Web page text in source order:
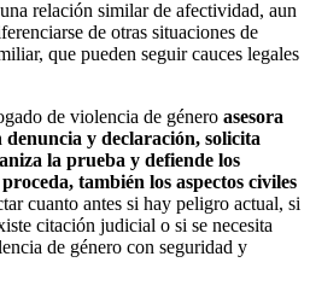
relación similar de afectividad, aun
de otras situaciones de
que pueden seguir cauces legales
de violencia de género asesora
y declaración, solicita
la prueba y defiende los
también los aspectos civiles
cuanto antes si hay peligro actual, si
citación judicial o si se necesita
de género con seguridad y